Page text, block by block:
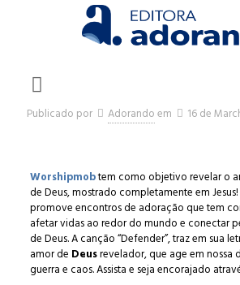
Publicado por Adorandoem 16 de
Worshipmobtem como objetivo revelar o
de Deus, mostrado completamente em
promove encontros de adoração que tem
afetar vidas ao redor do mundo e conectar
de Deus. A canção “Defender”, traz em sua
amor de Deusrevelador, que age em nossa
guerra e caos. Assista e seja encorajado